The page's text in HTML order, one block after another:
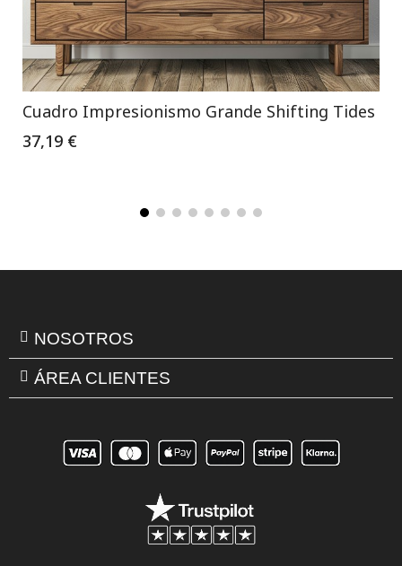
Cuadro Impresionismo Grande Shifting Tides
37,19 €
NOSOTROS
ÁREA CLIENTES